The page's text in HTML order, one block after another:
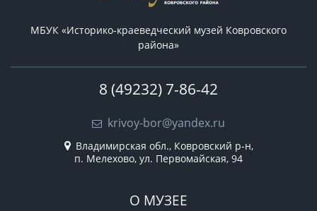
МБУК «Историко-краеведческий музей Ковровского
района»
8 (49232) 7-86-42
krivoy-bor@yandex.ru
Владимирская обл., Ковровский р-н,
п. Мелехово, ул. Первомайская, 94
О МУЗЕЕ